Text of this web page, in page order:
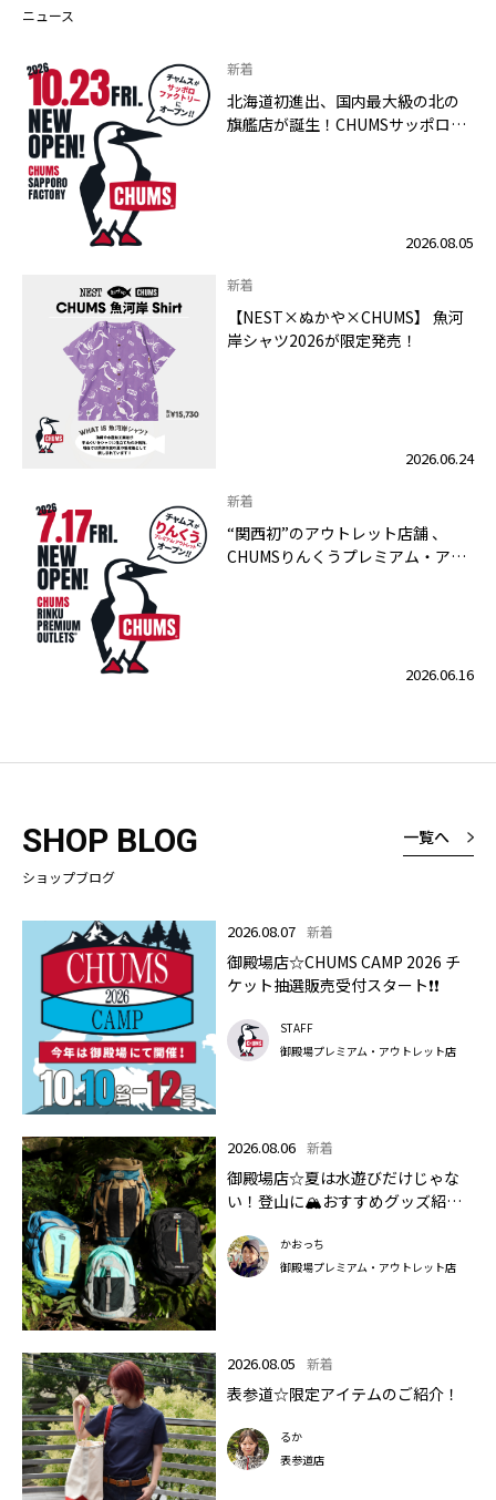
ニュース
新着
北海道初進出、国内最大級の北の
旗艦店が誕生！CHUMSサッポロフ
2026.08.05
新着
【NEST×ぬかや×CHUMS】 魚河
岸シャツ2026が限定発売！
2026.06.24
新着
“関西初”のアウトレット店舗 、
CHUMSりんくうプレミアム・アウ
2026.06.16
SHOP BLOG
ショップブログ
一覧へ
2026.08.07 新着
御殿場店☆CHUMS CAMP 2026 チ
ケット抽選販売受付スタート❗❗
STAFF
御殿場プレミアム・アウトレット店
2026.08.06 新着
御殿場店☆夏は水遊びだけじゃな
い！登山に🏔おすすめグッズ紹介
かおっち
御殿場プレミアム・アウトレット店
2026.08.05 新着
表参道☆限定アイテムのご紹介！
るか
表参道店